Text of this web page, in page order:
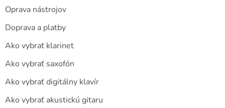
Oprava nástrojov
Doprava a platby
Ako vybrať klarinet
Ako vybrať saxofón
Ako vybrať digitálny klavír
Ako vybrať akustickú gitaru